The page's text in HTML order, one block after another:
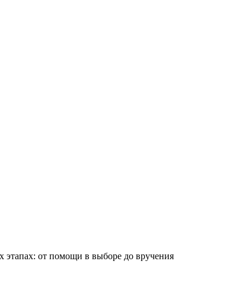
этапах: от помощи в выборе до вручения